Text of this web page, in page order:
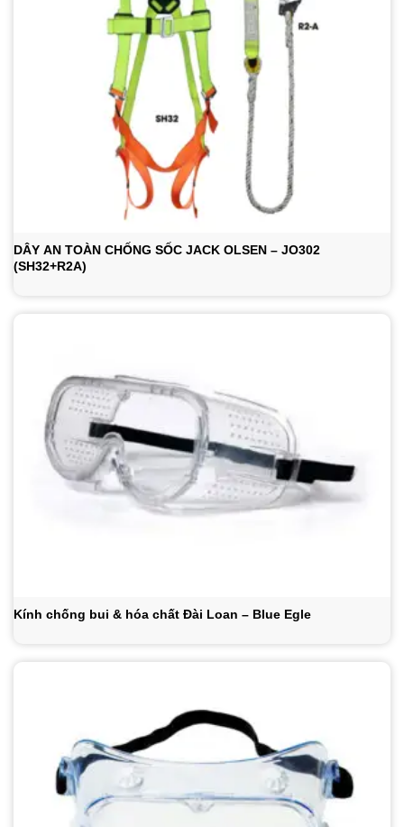
DÂY AN TOÀN CHỐNG SỐC JACK OLSEN – JO302
(SH32+R2A)
Kính chống bui & hóa chất Đài Loan – Blue Egle